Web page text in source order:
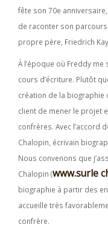
fête son 70e
de raconter son
propre père, Friedrich
À l’époque où Freddy
cours d’écriture. Plutôt
création de la biographie
client de mener le projet
confrères. Avec l’accord
Chalopin, écrivain
Nous convenons que
Chalopin (www.surle
biographie à partir des
accueille très
confrère.